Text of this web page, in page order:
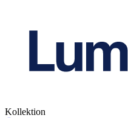
Kollektion